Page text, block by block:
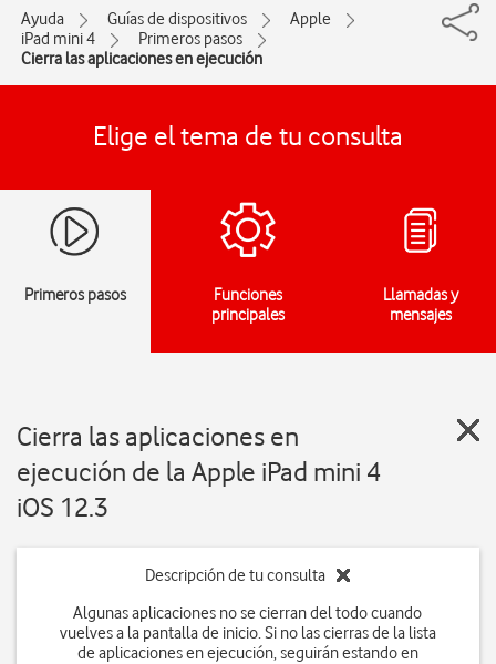
Ayuda Guías de dispositivos
Apple
iPad mini 4
Primeros pasos
Cierra las aplicaciones en ejecución
Elige el tema de tu consulta
Primeros pasos
Funciones
principales
Llamadas y
mensajes
Cierra las aplicaciones en
ejecución de la Apple iPad mini 4
iOS 12.3
Descripción de tu consulta
Algunas aplicaciones no se cierran del todo cuando
vuelves a la pantalla de inicio. Si no las cierras de la lista
de aplicaciones en ejecución, seguirán estando en